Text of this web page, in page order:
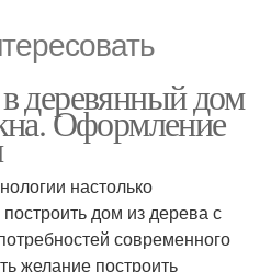
деревянный дом
Оформление
настолько
дом из дерева с
современного
желание построить